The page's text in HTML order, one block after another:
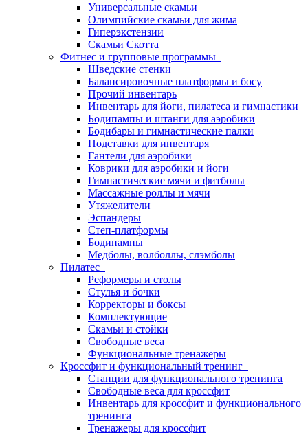
Универсальные скамьи
Олимпийские скамьи для жима
Гиперэкстензии
Скамьи Скотта
Фитнес и групповые программы
Шведские стенки
Балансировочные платформы и босу
Прочий инвентарь
Инвентарь для йоги, пилатеса и гимнастики
Бодипампы и штанги для аэробики
Бодибары и гимнастические палки
Подставки для инвентаря
Гантели для аэробики
Коврики для аэробики и йоги
Гимнастические мячи и фитболы
Массажные роллы и мячи
Утяжелители
Эспандеры
Степ-платформы
Бодипампы
Медболы, волболлы, слэмболы
Пилатес
Реформеры и столы
Стулья и бочки
Корректоры и боксы
Комплектующие
Скамьи и стойки
Свободные веса
Функциональные тренажеры
Кроссфит и функциональный тренинг
Станции для функционального тренинга
Свободные веса для кроссфит
Инвентарь для кроссфит и функционального
тренинга
Тренажеры для кроссфит